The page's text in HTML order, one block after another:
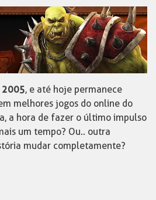
2005, e até hoje permanece
melhores jogos do online do
a hora de fazer o último impulso
um tempo? Ou.. outra
mudar completamente?